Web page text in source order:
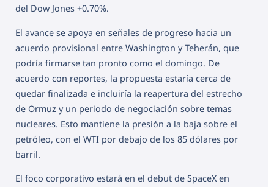
del Dow Jones +0.70%.
El avance se apoya en señales de progreso hacia un
acuerdo provisional entre Washington y Teherán, que
podría firmarse tan pronto como el domingo. De
acuerdo con reportes, la propuesta estaría cerca de
quedar finalizada e incluiría la reapertura del estrecho
de Ormuz y un periodo de negociación sobre temas
nucleares. Esto mantiene la presión a la baja sobre el
petróleo, con el WTI por debajo de los 85 dólares por
barril.
El foco corporativo estará en el debut de SpaceX en